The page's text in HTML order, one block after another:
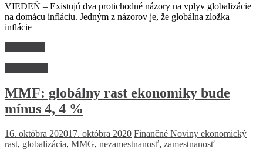
VIEDEŇ – Existujú dva protichodné názory na vplyv globalizácie
na domácu infláciu. Jedným z názorov je, že globálna zložka
inflácie
MMF: globálny rast ekonomiky bude
mínus 4, 4 %
16. októbra 202017. októbra 2020 Finančné Noviny ekonomický
rast, globalizácia, MMG, nezamestnanosť, zamestnanosť